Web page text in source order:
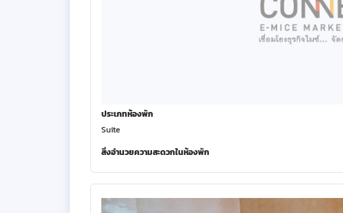
ประเภทห้องพัก
Suite
สิ่งอำนวยความสะดวกในห้องพัก